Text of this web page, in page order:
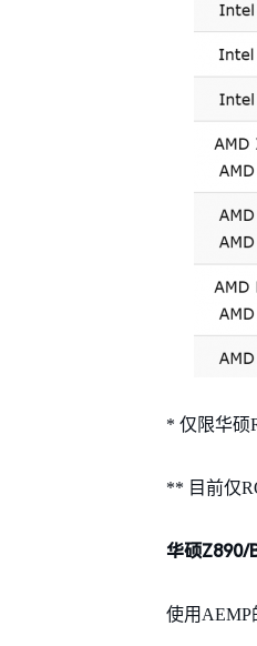
* 仅限华硕
** 目前仅
华硕Z890/
使用AEMP